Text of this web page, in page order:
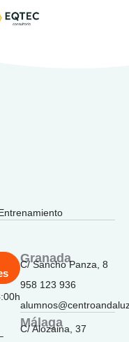
Granada
C/ Sancho Panza, 8
958 123 936
Málaga
C/ Alozaina, 37